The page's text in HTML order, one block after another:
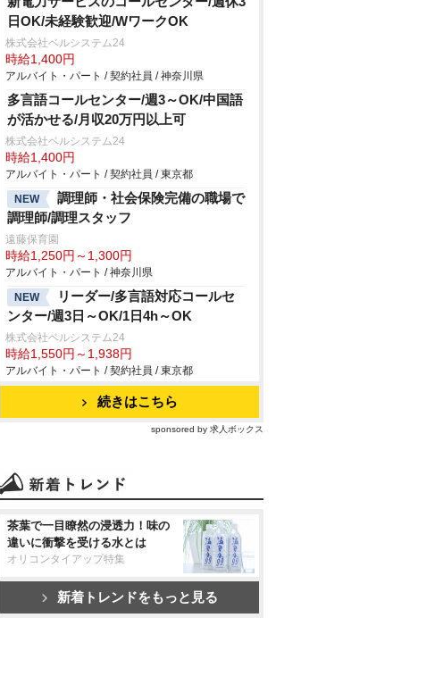
日OK/未経験歓迎/WワークOK
株式会社ベルシステム24
時給1,400円
アルバイト・パート / 契約社員 / 神奈川県
多言語コールセンター/週3～OK/中国語
が活かせる/月収20万円以上可
株式会社ベルシステム24
時給1,400円
アルバイト・パート / 契約社員 / 東京都
NEW
調理師・社会保険完備の職場で
調理師/調理スタッフ
遠藤保育園
時給1,250円～1,300円
アルバイト・パート / 神奈川県
NEW
リーダー/多言語対応コールセ
ンター/週3日～OK/1日4h～OK
株式会社ベルシステム24
時給1,550円～1,938円
アルバイト・パート / 契約社員 / 東京都
続きはこちら
sponsored by 求人ボックス
茶葉で一目瞭然の浸透力！味の
違いに衝撃を受ける水とは
オリコンタイアップ特集
新着トレンドをもっと見る